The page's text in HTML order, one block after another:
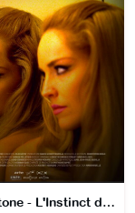
Sharon Stone - L'Instinct de survie